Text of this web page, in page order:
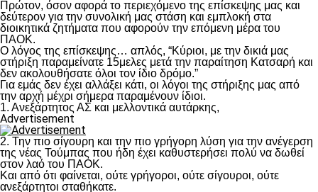
Πρώτον, όσον αφορά το περιεχόμενο της επίσκεψης μας και
δεύτερον για την συνολική μας στάση και εμπλοκή στα
διοικητικά ζητήματα που αφορούν την επόμενη μέρα του
ΠΑΟΚ.
Ο λόγος της επίσκεψης… απλός, “Κύριοι, με την δικιά μας
στήριξη παραμείνατε 15μελες μετά την παραίτηση Κατσαρή και
δεν ακολουθήσατε όλοι τον ίδιο δρόμο.”
Για εμάς δεν έχει αλλάξει κάτι, οι λόγοι της στήριξης μας από
την αρχή μέχρι σήμερα παραμένουν ίδιοι.
1. Ανεξάρτητος ΑΣ και μελλοντικά αυτάρκης,
Advertisement
2. Την πιο σίγουρη και την πιο γρήγορη λύση για την ανέγερση
της νέας Τούμπας που ήδη έχει καθυστερήσει πολύ να δωθεί
στον λαό του ΠΑΟΚ.
Και από ότι φαίνεται, ούτε γρήγοροι, ούτε σίγουροι, ούτε
ανεξάρτητοι σταθήκατε.